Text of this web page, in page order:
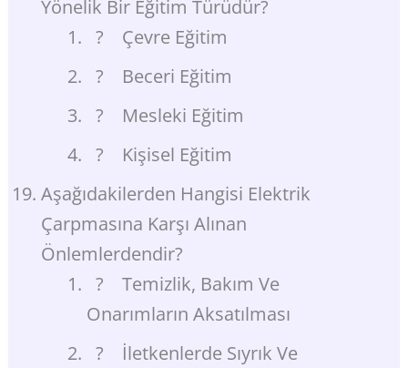
Yönelik Bir Eğitim Türüdür?
? Çevre Eğitim
? Beceri Eğitim
? Mesleki Eğitim
? Kişisel Eğitim
Aşağıdakilerden Hangisi Elektrik
Çarpmasına Karşı Alınan
Önlemlerdendir?
? Temizlik, Bakım Ve
Onarımların Aksatılması
? İletkenlerde Sıyrık Ve